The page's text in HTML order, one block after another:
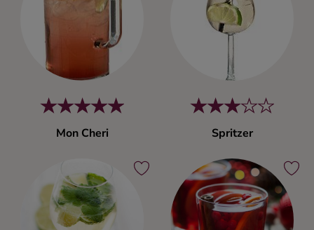
Mon Cheri Spritzer